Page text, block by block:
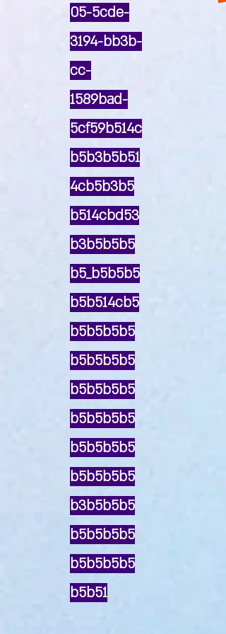
05-5cde-
3194-bb3b-
cc-
1589bad-
5cf59b514c
b5b3b5b51
4cb5b3b5
b514cbd53
b3b5b5b5
b5_b5b5b5
b5b514cb5
b5b5b5b5
b5b5b5b5
b5b5b5b5
b5b5b5b5
b5b5b5b5
b5b5b5b5
b3b5b5b5
b5b5b5b5
b5b5b5b5
b5b51